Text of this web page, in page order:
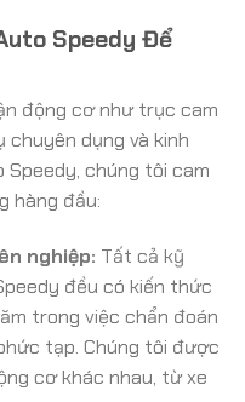
Speedy Để
động cơ như trục cam
chuyên dụng và kinh
Speedy, chúng tôi cam
hàng đầu:
nghiệp: Tất cả kỹ
đều có kiến thức
trong việc chẩn đoán
tạp. Chúng tôi được
cơ khác nhau, từ xe